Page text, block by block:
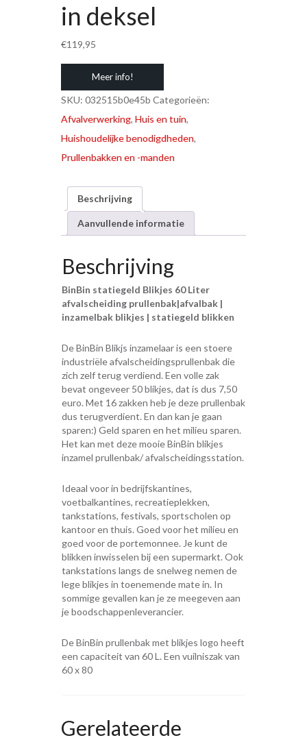
in deksel
€119,95
Meer info!
SKU: 032515b0e45b Categorieën:
Afvalverwerking, Huis en tuin,
Huishoudelijke benodigdheden,
Prullenbakken en -manden
Beschrijving
Aanvullende informatie
Beschrijving
BinBin statiegeld Blikjes 60 Liter
afvalscheiding prullenbak|afvalbak |
inzamelbak blikjes | statiegeld blikken
De BinBin Blikjs inzamelaar is een stoere
industriële afvalscheidingsprullenbak die
zich zelf terug verdiend. Een volle zak
bevat ongeveer 50 blikjes, dat is dus 7,50
euro. Met 16 zakken heb je deze prullenbak
dus terugverdient. En dan kan je gaan
sparen:) Geld sparen en het milieu sparen.
Het kan met deze mooie BinBin blikjes
inzamel prullenbak/ afvalscheidingsstation.
Ideaal voor in bedrijfskantines,
voetbalkantines, recreatieplekken,
tankstations, festivals, sportscholen op
kantoor en thuis. Goed voor het milieu en
goed voor de portemonnee. Je kunt de
blikken inwisselen bij een supermarkt. Ook
tankstations langs de snelweg nemen de
lege blikjes in toenemende mate in. In
sommige gevallen kan je ze meegeven aan
je boodschappenleverancier.
De BinBin prullenbak met blikjes logo heeft
een capaciteit van 60 L. Een vuilniszak van
60 x 80
Gerelateerde